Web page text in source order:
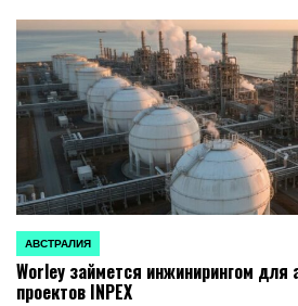
ОПУБЛИКОВАНО
В
АВСТРАЛИЯ
Worley займется инжинирингом для
проектов INPEX